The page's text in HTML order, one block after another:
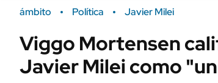
Campo
FINANZAS
Seguros
ámbito Política Javier Milei
Viggo Mortensen
Javier Milei como